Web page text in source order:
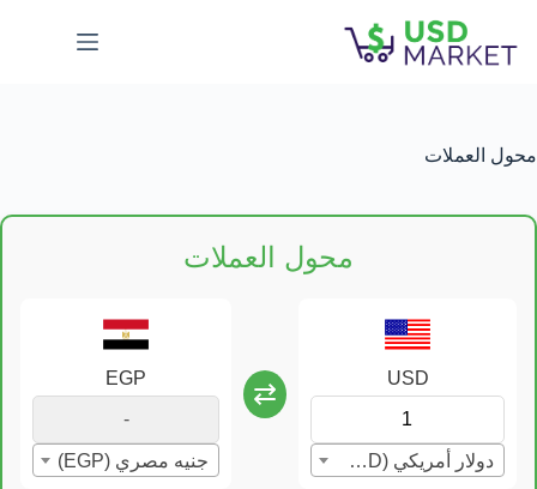
المحتوى
محول العملات
محول العملات
USD
دولار أمريكي (USD)
⇄
EGP
جنيه مصري (EGP)